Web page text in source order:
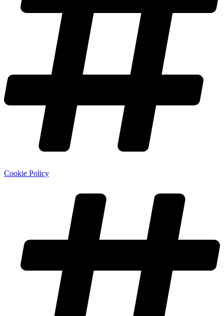
Cookie Policy